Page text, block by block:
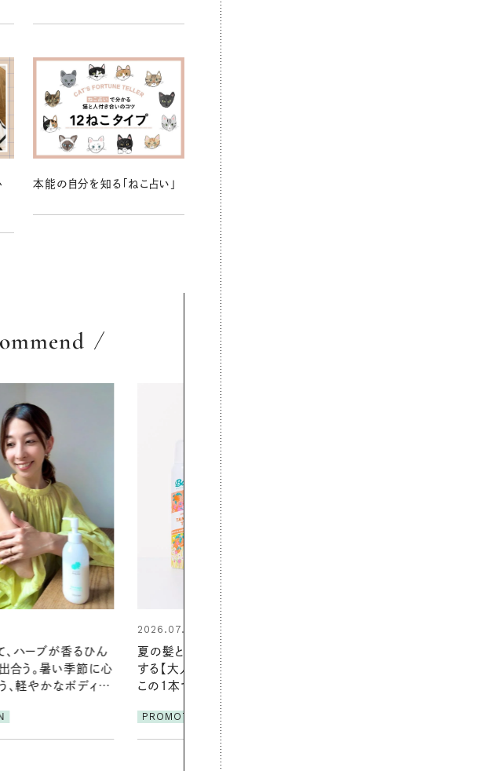
本能の自分を知る「ねこ占い」
時にリフレッシュ
ドライシャンプー】
む季節も一日中心
2026.07.21
【高山都さんが楽しむデンマーク
発・ベーリングの腕時計】 アクセサ
リーとの重ねづけも素敵な大人の